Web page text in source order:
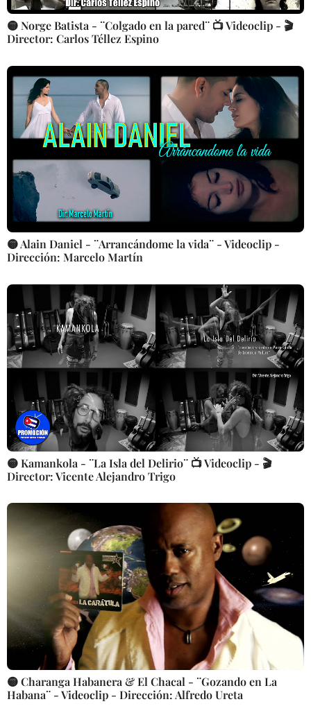
🟡 Norge Batista - ¨Colgado en la pared¨ 📺 Videoclip - 🎬
Director: Carlos Téllez Espino
🟡 Alain Daniel - ¨Arrancándome la vida¨ - Videoclip -
Dirección: Marcelo Martín
🟡 Kamankola - ¨La Isla del Delirio¨ 📺 Videoclip - 🎬
Director: Vicente Alejandro Trigo
🟡 Charanga Habanera & El Chacal - ¨Gozando en La
Habana¨ - Videoclip - Dirección: Alfredo Ureta